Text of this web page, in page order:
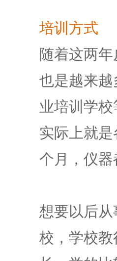
培训方式
随着这两
也是越来
业培训学
实际上就
个月，仪
想要以后
校，学校